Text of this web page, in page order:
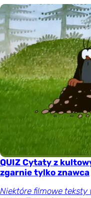
QUIZ Cytaty z
zgarnie tylko znawca
Niektóre filmowe teksty